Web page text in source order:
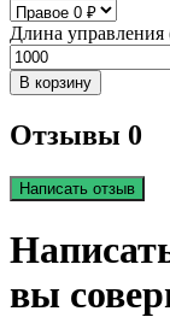
Длина
В корзину
Отзывы 0
Написать отзыв
вы